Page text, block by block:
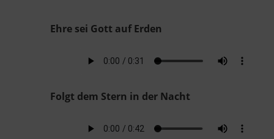
Ehre sei Gott auf Erden
Folgt dem Stern in der Nacht